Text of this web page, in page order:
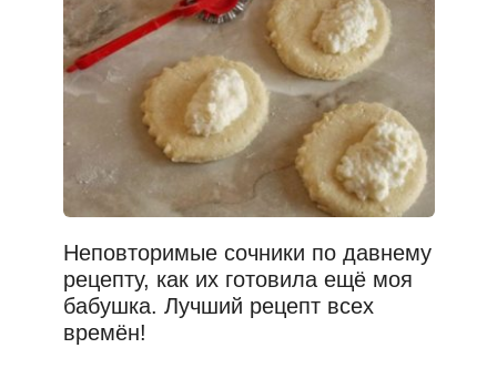
Неповторимые сочники по давнему
рецепту, как их готовила ещё моя
бабушка. Лучший рецепт всех
времён!